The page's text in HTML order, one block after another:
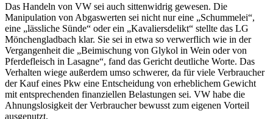
Das Handeln von VW sei auch sittenwidrig gewesen. Die
Manipulation von Abgaswerten sei nicht nur eine „Schummelei“,
eine „lässliche Sünde“ oder ein „Kavaliersdelikt“ stellte das LG
Mönchengladbach klar. Sie sei in etwa so verwerflich wie in der
Vergangenheit die „Beimischung von Glykol in Wein oder von
Pferdefleisch in Lasagne“, fand das Gericht deutliche Worte. Das
Verhalten wiege außerdem umso schwerer, da für viele Verbraucher
der Kauf eines Pkw eine Entscheidung von erheblichem Gewicht
mit entsprechenden finanziellen Belastungen sei. VW habe die
Ahnungslosigkeit der Verbraucher bewusst zum eigenen Vorteil
ausgenutzt.